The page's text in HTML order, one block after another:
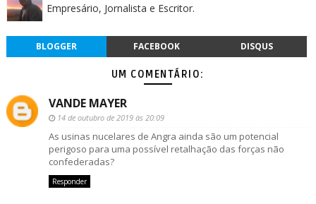
Empresário, Jornalista e Escritor.
BLOGGER FACEBOOK DISQUS
UM COMENTÁRIO:
VANDE MAYER
14 de outubro de 2019 às 20:09
As usinas nucelares de Angra ainda são um potencial
perigoso para uma possível retalhação das forças não
confederadas?
Responder